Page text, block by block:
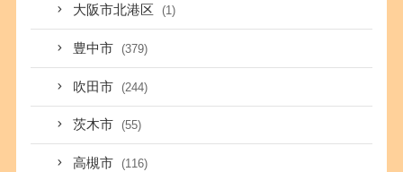
大阪市北港区 (1)
豊中市 (379)
吹田市 (244)
茨木市 (55)
高槻市 (116)